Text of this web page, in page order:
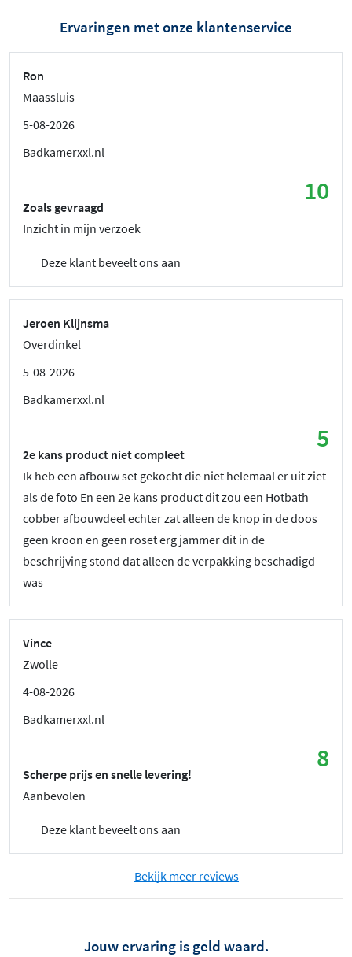
Ervaringen met onze klantenservice
Ron
Maassluis
5-08-2026
Badkamerxxl.nl
10
Zoals gevraagd
Inzicht in mijn verzoek
Deze klant beveelt ons aan
Jeroen Klijnsma
Overdinkel
5-08-2026
Badkamerxxl.nl
5
2e kans product niet compleet
Ik heb een afbouw set gekocht die niet helemaal er uit ziet
als de foto En een 2e kans product dit zou een Hotbath
cobber afbouwdeel echter zat alleen de knop in de doos
geen kroon en geen roset erg jammer dit in de
beschrijving stond dat alleen de verpakking beschadigd
was
Vince
Zwolle
4-08-2026
Badkamerxxl.nl
8
Scherpe prijs en snelle levering!
Aanbevolen
Deze klant beveelt ons aan
Bekijk meer reviews
Jouw ervaring is geld waard.